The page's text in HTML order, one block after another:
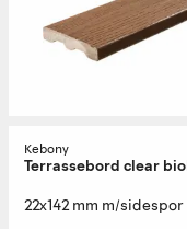
Kebony
Terrassebord clear
22x142 mm m/